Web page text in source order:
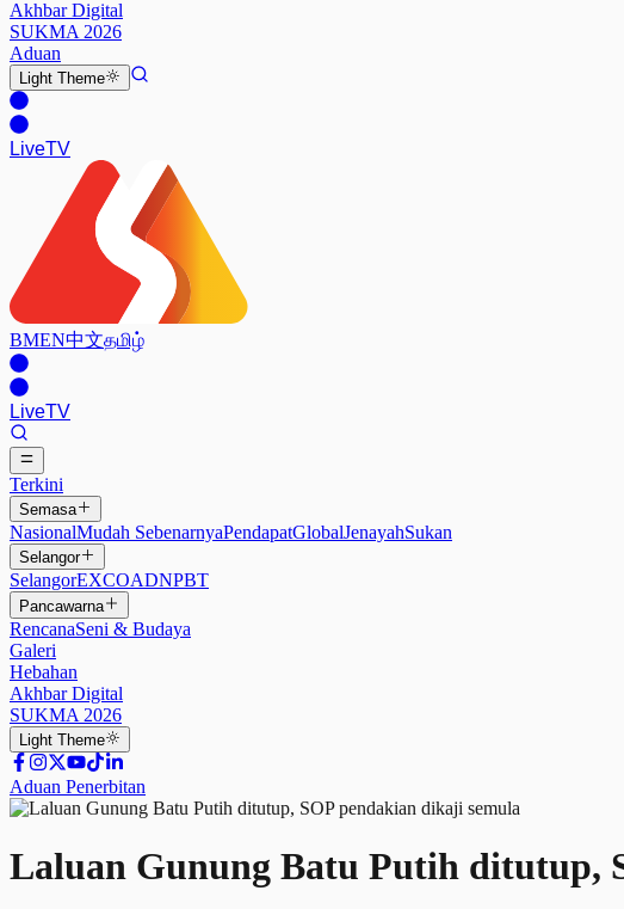
Akhbar Digital
SUKMA 2026
Aduan
Light Theme
LiveTV
BMEN中文தமிழ்
LiveTV
Terkini
Semasa
NasionalMudah SebenarnyaPendapatGlobalJenayahSukan
Selangor
SelangorEXCOADNPBT
Pancawarna
RencanaSeni & Budaya
Galeri
Hebahan
Akhbar Digital
SUKMA 2026
Light Theme
Aduan Penerbitan
Laluan Gunung Batu Putih ditutup,